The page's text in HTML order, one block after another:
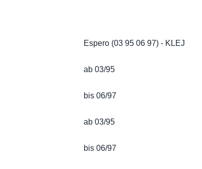
Espero (03 95 06 97) - KLEJ
ab 03/95
bis 06/97
ab 03/95
bis 06/97